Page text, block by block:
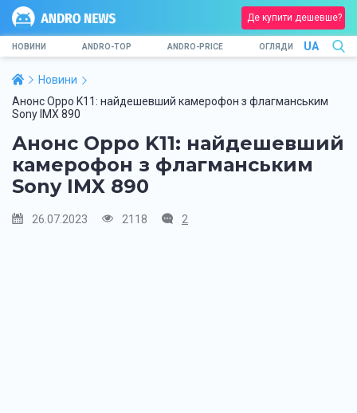
Де купити дешевше?
НОВИНИ ANDRO-TOP ANDRO-PRICE ОГЛЯДИ UA
Новини
Анонс Oppo K11: найдешевший камерофон з флагманським
Sony IMX 890
Анонс Oppo K11: найдешевший
камерофон з флагманським
Sony IMX 890
26.07.2023 2118 2